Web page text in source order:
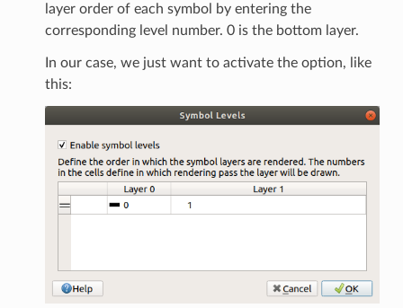
layer order of each symbol by entering the
corresponding level number. 0 is the bottom layer.
In our case, we just want to activate the option, like
this: